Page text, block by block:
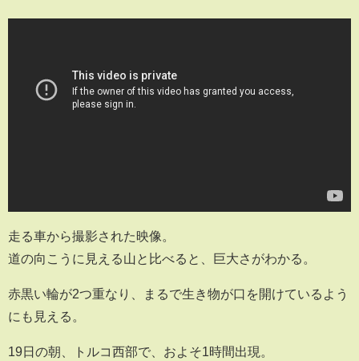
走る車から撮影された映像。
道の向こうに見える山と比べると、巨大さがわかる。
赤黒い輪が2つ重なり、まるで生き物が口を開けているよう
にも見える。
19日の朝、トルコ西部で、およそ1時間出現。